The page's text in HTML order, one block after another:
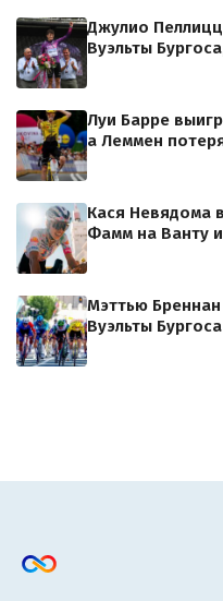
Джулио
Вуэльты
Луи Барре
а Леммен
Кася Невядома
Фамм на Ванту
Мэттью
Вуэльты Бургоса